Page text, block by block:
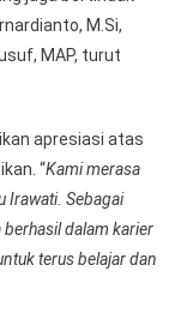
M.Si,
MAP, turut
apresiasi atas
“Kami merasa
Irawati. Sebagai
dalam karier
terus belajar dan